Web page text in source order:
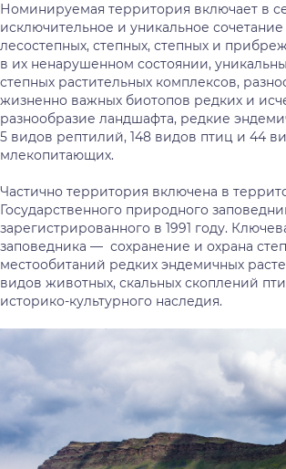
Номинируемая территория включает в
исключительное и уникальное
лесостепных, степных, степных и
в их ненарушенном состоянии,
степных растительных комплексов,
жизненно важных биотопов редких и
разнообразие ландшафта, редкие
5 видов рептилий, 148 видов птиц и 44
млекопитающих.
Частично территория включена в
Государственного природного
зарегистрированного в 1991 году.
заповедника — сохранение и охрана
местообитаний редких эндемичных
видов животных, скальных скоплений
историко-культурного наследия.